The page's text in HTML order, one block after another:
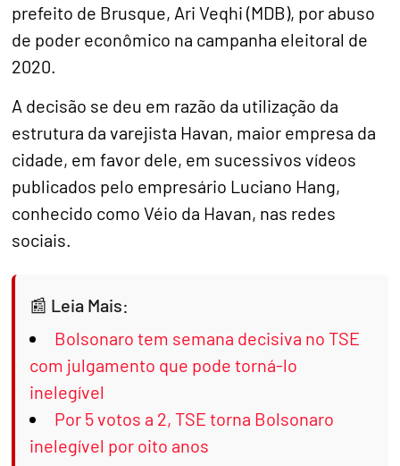
prefeito de Brusque, Ari Veqhi (MDB), por abuso
de poder econômico na campanha eleitoral de
2020.
A decisão se deu em razão da utilização da
estrutura da varejista Havan, maior empresa da
cidade, em favor dele, em sucessivos vídeos
publicados pelo empresário Luciano Hang,
conhecido como Véio da Havan, nas redes
sociais.
Leia Mais:
Bolsonaro tem semana decisiva no TSE
com julgamento que pode torná-lo
inelegível
Por 5 votos a 2, TSE torna Bolsonaro
inelegível por oito anos